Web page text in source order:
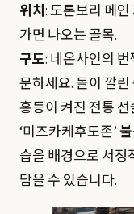
위치 : 도톤보리 메
가면 나오는 골목.
구도: 네온사인의
문하세요. 돌이 깔
홍등이 켜진 전통
‘미즈카케후도존’
습을 배경으로 서정
담을 수 있습니다.